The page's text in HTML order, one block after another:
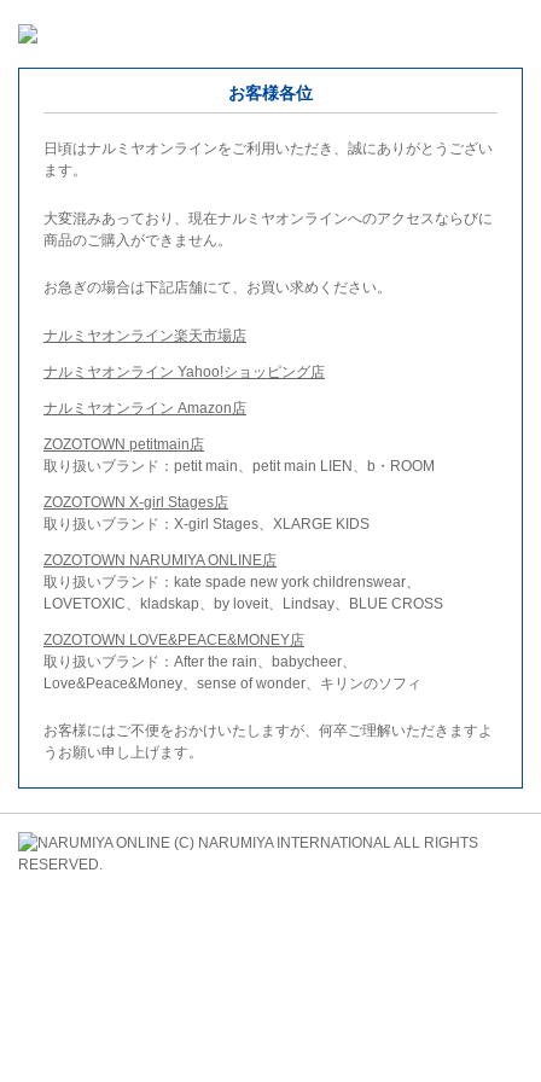
お客様各位
日頃はナルミヤオンラインをご利用いただき、誠にありがとうござい
ます。
大変混みあっており、現在ナルミヤオンラインへのアクセスならびに
商品のご購入ができません。
お急ぎの場合は下記店舗にて、お買い求めください。
ナルミヤオンライン楽天市場店
ナルミヤオンライン Yahoo!ショッピング店
ナルミヤオンライン Amazon店
ZOZOTOWN petitmain店
取り扱いブランド：petit main、petit main LIEN、b・ROOM
ZOZOTOWN X-girl Stages店
取り扱いブランド：X-girl Stages、XLARGE KIDS
ZOZOTOWN NARUMIYA ONLINE店
取り扱いブランド：kate spade new york childrenswear、
LOVETOXIC、kladskap、by loveit、Lindsay、BLUE CROSS
ZOZOTOWN LOVE&PEACE&MONEY店
取り扱いブランド：After the rain、babycheer、
Love&Peace&Money、sense of wonder、キリンのソフィ
お客様にはご不便をおかけいたしますが、何卒ご理解いただきますよ
うお願い申し上げます。